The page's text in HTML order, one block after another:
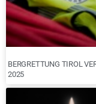
BERGRETTUNG TIROL
2025